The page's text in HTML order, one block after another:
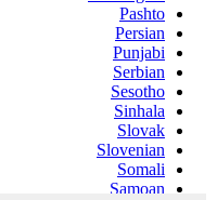
Pashto
Persian
Punjabi
Serbian
Sesotho
Sinhala
Slovak
Slovenian
Somali
Samoan